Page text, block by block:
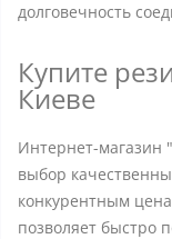
долговечность
Купите
Киеве
Интернет-магазин
выбор
конкурентным
позволяет быстро